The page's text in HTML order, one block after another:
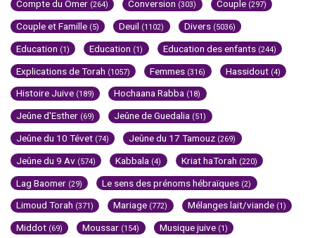
Compte du Omer (264) Conversion (303) Couple (297)
Couple et Famille (5) Deuil (1102) Divers (5036)
Education (1) Education (1) Education des enfants (244)
Explications de Torah (1057) Femmes (316) Hassidout (4)
Histoire Juive (189) Hochaana Rabba (18)
Jeûne d'Esther (69) Jeûne de Guedalia (51)
Jeûne du 10 Tévet (74) Jeûne du 17 Tamouz (269)
Jeûne du 9 Av (574) Kabbala (4) Kriat haTorah (220)
Lag Baomer (29) Le sens des prénoms hébraïques (2)
Limoud Torah (371) Mariage (772) Mélanges lait/viande (1)
Middot (69) Moussar (154) Musique juive (1)